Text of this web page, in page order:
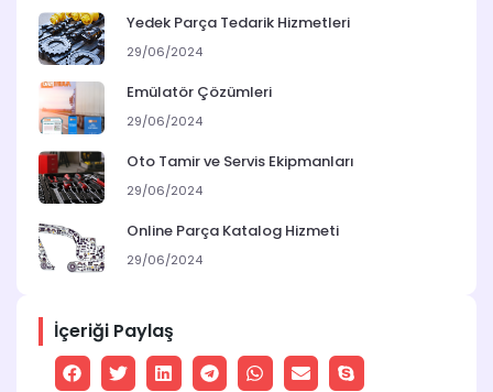
Yedek Parça Tedarik Hizmetleri
29/06/2024
Emülatör Çözümleri
29/06/2024
Oto Tamir ve Servis Ekipmanları
29/06/2024
Online Parça Katalog Hizmeti
29/06/2024
İçeriği Paylaş